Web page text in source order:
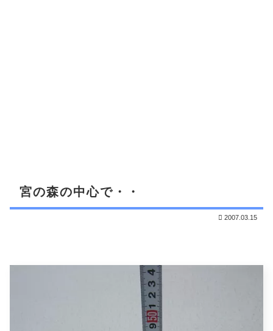
宮の森の中心で・・
2007.03.15